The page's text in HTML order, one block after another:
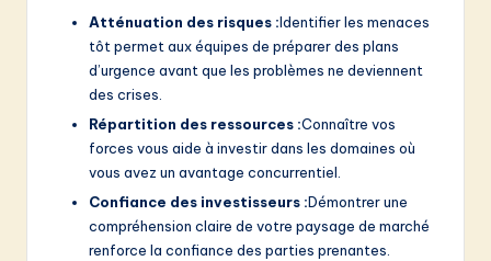
Atténuation des risques :Identifier les menaces
tôt permet aux équipes de préparer des plans
d’urgence avant que les problèmes ne deviennent
des crises.
Répartition des ressources :Connaître vos
forces vous aide à investir dans les domaines où
vous avez un avantage concurrentiel.
Confiance des investisseurs :Démontrer une
compréhension claire de votre paysage de marché
renforce la confiance des parties prenantes.